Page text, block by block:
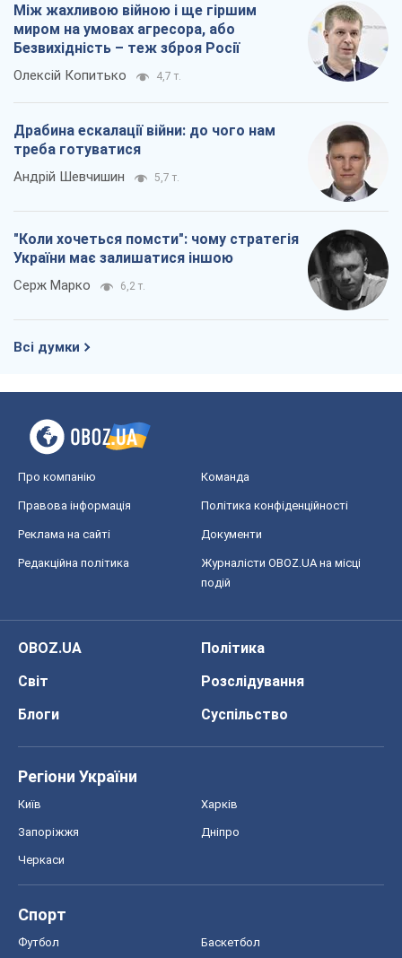
Між жахливою війною і ще гіршим
миром на умовах агресора, або
Безвихідність – теж зброя Росії
Олексій Копитько 4,7 т.
Драбина ескалації війни: до чого нам
треба готуватися
Андрій Шевчишин 5,7 т.
"Коли хочеться помсти": чому стратегія
України має залишатися іншою
Серж Марко 6,2 т.
Всі думки
Про компанію Команда
Правова інформація Політика конфіденційності
Реклама на сайті Документи
Редакційна політика
Журналісти OBOZ.UA на місці
подій
OBOZ.UA
Політика
Світ
Розслідування
Блоги
Суспільство
Регіони України
Київ Харків
Запоріжжя Дніпро
Черкаси
Спорт
Футбол Баскетбол